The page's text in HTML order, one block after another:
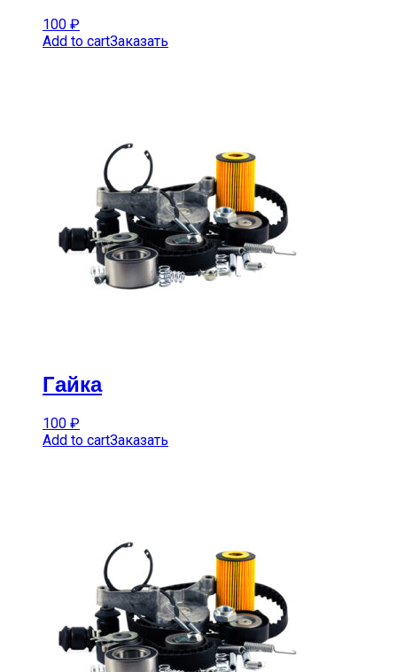
100 ₽
Add to cartЗаказать
Гайка
100 ₽
Add to cartЗаказать